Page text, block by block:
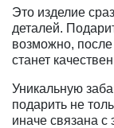
Это изделие
деталей.
возможно, после
станет
Уникальную
подарить не
иначе связана